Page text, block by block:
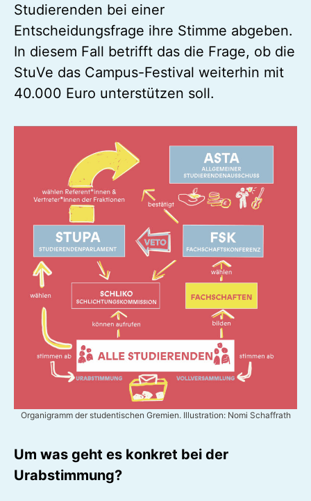
Studierenden bei einer
Entscheidungsfrage ihre Stimme abgeben.
In diesem Fall betrifft das die Frage, ob die
StuVe das Campus-Festival weiterhin mit
40.000 Euro unterstützen soll.
Organigramm der studentischen Gremien. Illustration: Nomi Schaffrath
Um was geht es konkret bei der
Urabstimmung?